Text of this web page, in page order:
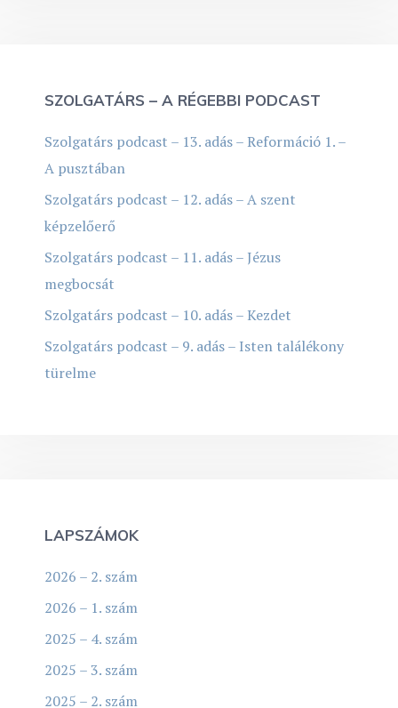
SZOLGATÁRS – A RÉGEBBI PODCAST
Szolgatárs podcast – 13. adás – Reformáció 1. –
A pusztában
Szolgatárs podcast – 12. adás – A szent
képzelőerő
Szolgatárs podcast – 11. adás – Jézus
megbocsát
Szolgatárs podcast – 10. adás – Kezdet
Szolgatárs podcast – 9. adás – Isten találékony
türelme
LAPSZÁMOK
2026 – 2. szám
2026 – 1. szám
2025 – 4. szám
2025 – 3. szám
2025 – 2. szám